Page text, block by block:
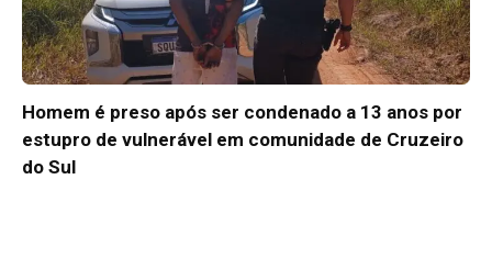
Homem é preso após ser condenado a 13 anos por
estupro de vulnerável em comunidade de Cruzeiro
do Sul